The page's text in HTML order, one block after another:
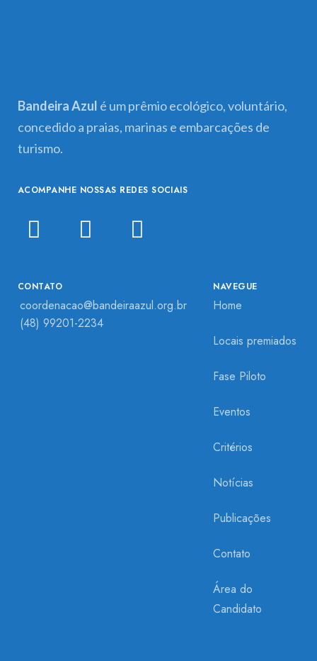
Bandeira Azul é um prêmio ecológico, voluntário,
concedido a praias, marinas e embarcações de
turismo.
ACOMPANHE NOSSAS REDES SOCIAIS
NAVEGUE
Home
Locais premiados
Fase Piloto
Eventos
Critérios
Notícias
Publicações
Contato
Área do
Candidato
CONTATO
coordenacao@bandeiraazul.org.br
(48) 99201-2234